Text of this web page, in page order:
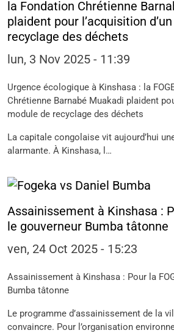
la Fondation Chrétienne
plaident pour l’acquisition
recyclage des déchets
lun, 3 Nov 2025 - 11:39
Urgence écologique à Kinshasa : la
Chrétienne Barnabé Muakadi plaident
module de recyclage des déchets
La capitale congolaise vit aujourd’hui
alarmante. À Kinshasa, l…
Assainissement à Kinshasa :
le gouverneur Bumba tâtonne
ven, 24 Oct 2025 - 15:23
Assainissement à Kinshasa : Pour la
Bumba tâtonne
Le programme d’assainissement de la
convaincre. Pour l’organisation